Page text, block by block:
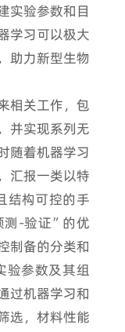
实验参数和目
学习可以极大
助力新型生物
相关工作，包
并实现系列无
随着机器学习
汇报一类以特
结构可控的手
测-验证”的优
制备的分类和
验参数及其组
过机器学习和
选，材料性能